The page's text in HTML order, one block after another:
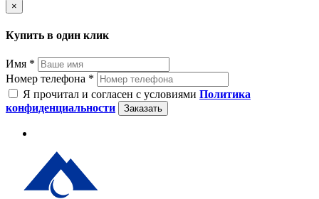
×
Купить в один клик
Имя *
Номер телефона *
Я прочитал и согласен с условиями Политика
конфиденциальности
Заказать